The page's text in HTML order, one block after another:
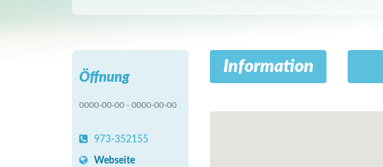
Öffnung
0000-00-00 - 0000-00-00
973-352155
Webseite
Information